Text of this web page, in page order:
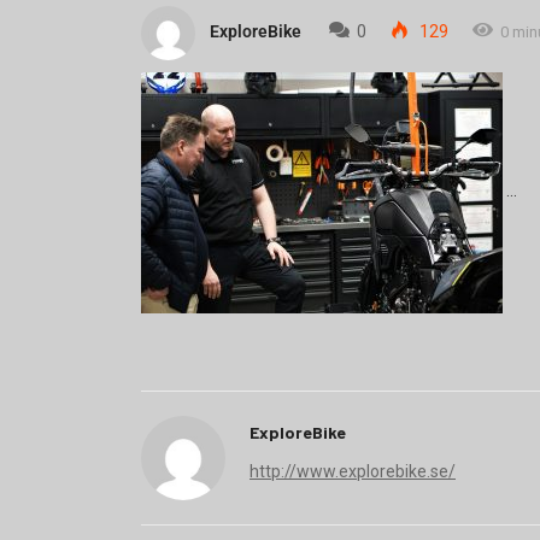
ExploreBike 0 129 0
ExploreBike
http://www.explorebike.se/